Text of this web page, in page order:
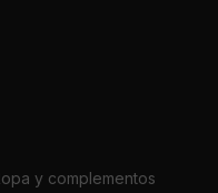
y complementos